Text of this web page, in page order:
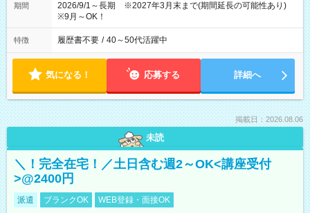
期間
2026/9/1～長期 ※2027年3月末まで(期間延長の可能性あり)
※9月～OK！
特徴 履歴書不要 / 40～50代活躍中
気になる！ 応募する 詳細へ
掲載日：2026.08.06
未読
＼！完全在宅！／土日含む週2～OK<講座受付
>@2400円
派遣 ブランクOK WEB登録・面接OK